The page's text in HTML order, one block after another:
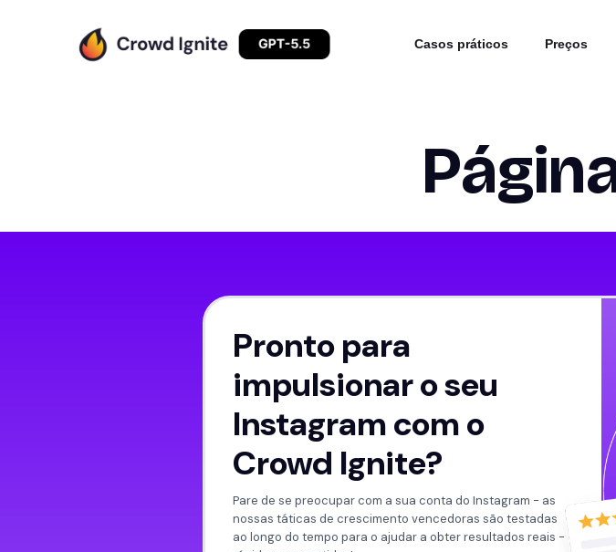
Casos práticos Preços
Pronto para
impulsionar o seu
Instagram com o
Crowd Ignite?
Pare de se preocupar com a sua conta do Instagram - as
nossas táticas de crescimento vencedoras são testadas
ao longo do tempo para o ajudar a obter resultados reais -